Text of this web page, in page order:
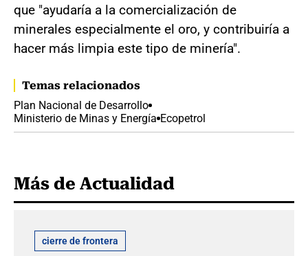
que "ayudaría a la comercialización de
minerales especialmente el oro, y contribuiría a
hacer más limpia este tipo de minería".
Temas relacionados
Plan Nacional de Desarrollo
Ministerio de Minas y Energía Ecopetrol
Más de Actualidad
cierre de frontera